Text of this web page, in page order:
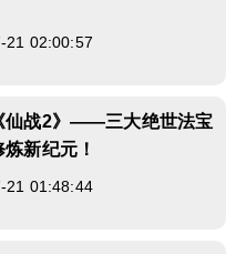
21 02:00:57
仙战2》——三大绝世法宝
新纪元！
21 01:48:44